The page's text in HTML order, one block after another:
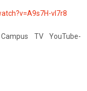
vl7r8
TV YouTube-